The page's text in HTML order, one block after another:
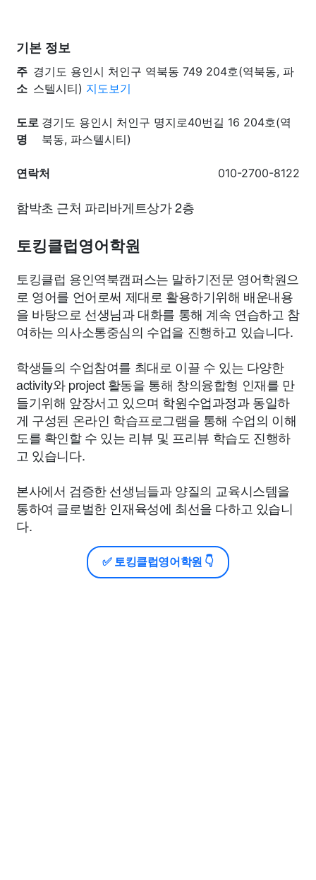
기본 정보
주
소
경기도 용인시 처인구 역북동 749 204호(역북동, 파
스텔시티) 지도보기
도로
명
경기도 용인시 처인구 명지로40번길 16 204호(역
북동, 파스텔시티)
연락처 010-2700-8122
함박초 근처 파리바게트상가 2층
토킹클럽영어학원
토킹클럽 용인역북캠퍼스는 말하기전문 영어학원으
로 영어를 언어로써 제대로 활용하기위해 배운내용
을 바탕으로 선생님과 대화를 통해 계속 연습하고 참
여하는 의사소통중심의 수업을 진행하고 있습니다.
학생들의 수업참여를 최대로 이끌 수 있는 다양한
activity와 project 활동을 통해 창의융합형 인재를 만
들기위해 앞장서고 있으며 학원수업과정과 동일하
게 구성된 온라인 학습프로그램을 통해 수업의 이해
도를 확인할 수 있는 리뷰 및 프리뷰 학습도 진행하
고 있습니다.
본사에서 검증한 선생님들과 양질의 교육시스템을
통하여 글로벌한 인재육성에 최선을 다하고 있습니
다.
✅ 토킹클럽영어학원 👇